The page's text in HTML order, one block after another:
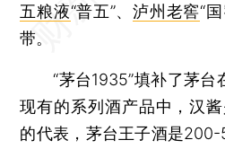
五粮液“普五”、泸州老窖“
带。
“茅台1935”填补了茅台
现有的系列酒产品中，汉
的代表，茅台王子酒是200-